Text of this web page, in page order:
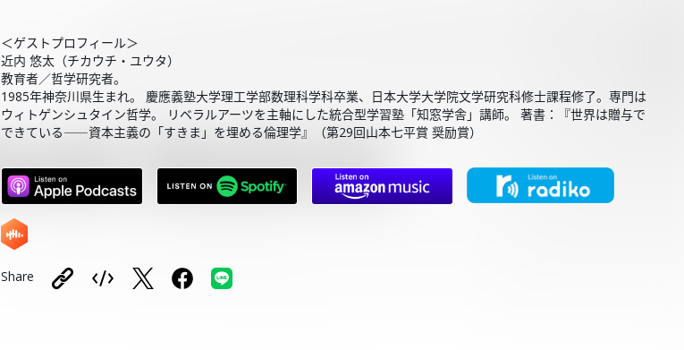
＜ゲストプロフィール＞
近内 悠太（チカウチ・ユウタ）
教育者／哲学研究者。
1985年神奈川県生まれ。 慶應義塾大学理工学部数理科学科卒業、日本大学大学院文学研究科修士課程修了。専門は
ウィトゲンシュタイン哲学。 リベラルアーツを主軸にした統合型学習塾「知窓学舎」講師。 著書：『世界は贈与で
できている――資本主義の「すきま」を埋める倫理学』（第29回山本七平賞 奨励賞）
Share